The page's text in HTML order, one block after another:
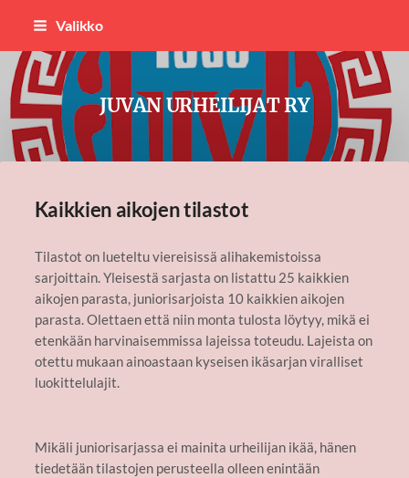
Siirry
sisältöön
Valikko
JUVAN URHEILIJAT RY
Kaikkien aikojen tilastot
Tilastot on lueteltu viereisissä alihakemistoissa
sarjoittain. Yleisestä sarjasta on listattu 25 kaikkien
aikojen parasta, juniorisarjoista 10 kaikkien aikojen
parasta. Olettaen että niin monta tulosta löytyy, mikä ei
etenkään harvinaisemmissa lajeissa toteudu. Lajeista on
otettu mukaan ainoastaan kyseisen ikäsarjan viralliset
luokittelulajit.
Mikäli juniorisarjassa ei mainita urheilijan ikää, hänen
tiedetään tilastojen perusteella olleen enintään